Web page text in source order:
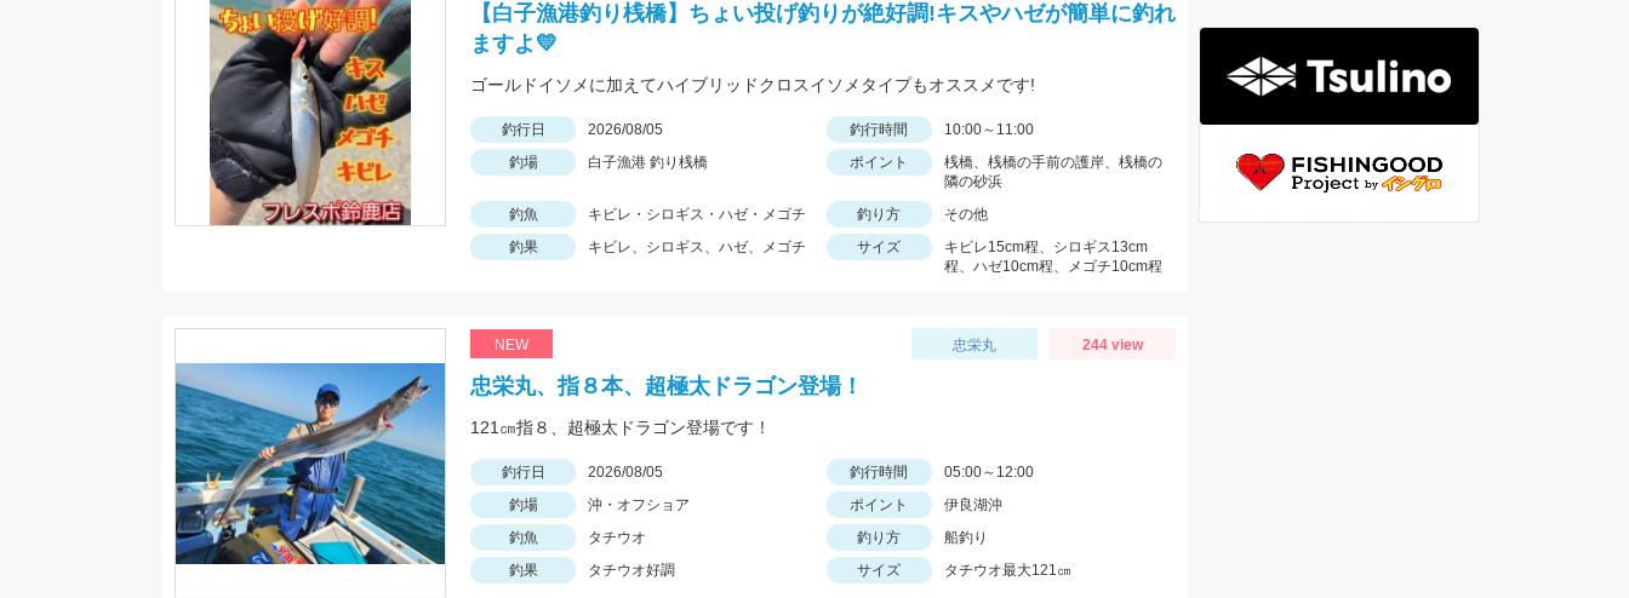
【白子漁港釣り桟橋】ちょい投げ釣りが絶好調!キスやハゼが簡単に釣れ
ますよ💛
ゴールドイソメに加えてハイブリッドクロスイソメタイプもオススメです!
釣行日 2026/08/05 釣行時間
10:00～11:00
釣場
白子漁港 釣り桟橋 ポイント
桟橋、桟橋の手前の護岸、桟橋の
隣の砂浜
釣魚
キビレ・シロギス・ハゼ・メゴチ 釣り方
その他
釣果
キビレ、シロギス、ハゼ、メゴチ サイズ
キビレ15cm程、シロギス13cm
程、ハゼ10cm程、メゴチ10cm程
NEW 忠栄丸 244 view
忠栄丸、指８本、超極太ドラゴン登場！
121㎝指８、超極太ドラゴン登場です！
釣行日 2026/08/05 釣行時間
05:00～12:00
釣場
沖・オフショア ポイント
伊良湖沖
釣魚
タチウオ 釣り方
船釣り
釣果
タチウオ好調 サイズ タチウオ最大121㎝